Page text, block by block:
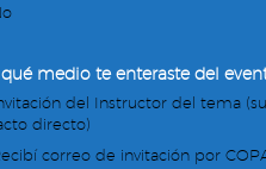
qué medio te enteraste del
del Instructor del tema
directo)
correo de invitación por